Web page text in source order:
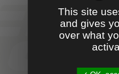
This site
and gives
over what